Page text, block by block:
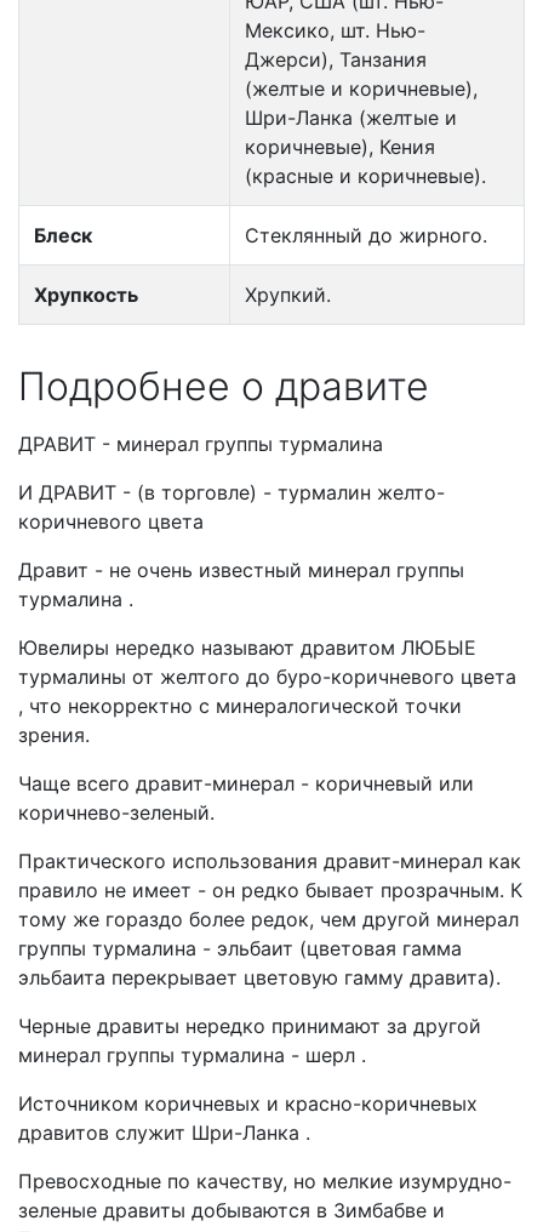
Мексико, шт. Нью-
Джерси), Танзания
(желтые и коричневые),
Шри-Ланка (желтые и
коричневые), Кения
(красные и коричневые).
Блеск Стеклянный до жирного.
Хрупкость Хрупкий.
Подробнее о дравите
ДРАВИТ - минерал группы турмалина
И ДРАВИТ - (в торговле) - турмалин желто-
коричневого цвета
Дравит - не очень известный минерал группы
турмалина .
Ювелиры нередко называют дравитом ЛЮБЫЕ
турмалины от желтого до буро-коричневого цвета
, что некорректно с минералогической точки
зрения.
Чаще всего дравит-минерал - коричневый или
коричнево-зеленый.
Практического использования дравит-минерал как
правило не имеет - он редко бывает прозрачным. К
тому же гораздо более редок, чем другой минерал
группы турмалина - эльбаит (цветовая гамма
эльбаита перекрывает цветовую гамму дравита).
Черные дравиты нередко принимают за другой
минерал группы турмалина - шерл .
Источником коричневых и красно-коричневых
дравитов служит Шри-Ланка .
Превосходные по качеству, но мелкие изумрудно-
зеленые дравиты добываются в Зимбабве и